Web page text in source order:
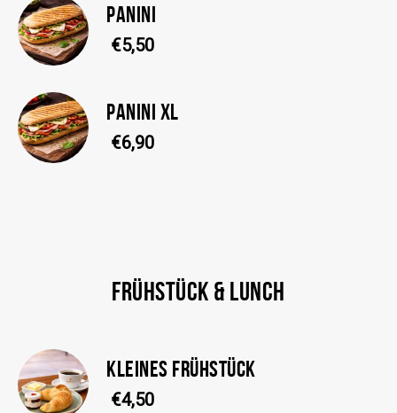
PANINI
€5,50
PANINI XL
€6,90
FRÜHSTÜCK & LUNCH
KLEINES FRÜHSTÜCK
€4,50